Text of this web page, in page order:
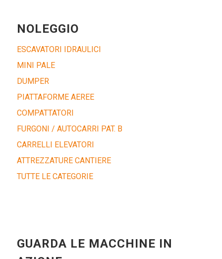
NOLEGGIO
ESCAVATORI IDRAULICI
MINI PALE
DUMPER
PIATTAFORME AEREE
COMPATTATORI
FURGONI / AUTOCARRI PAT. B
CARRELLI ELEVATORI
ATTREZZATURE CANTIERE
TUTTE LE CATEGORIE
GUARDA LE MACCHINE IN